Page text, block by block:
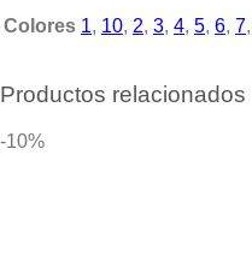
Colores 1, 10, 2, 3, 4, 5, 6, 7,
Productos relacionados
-10%